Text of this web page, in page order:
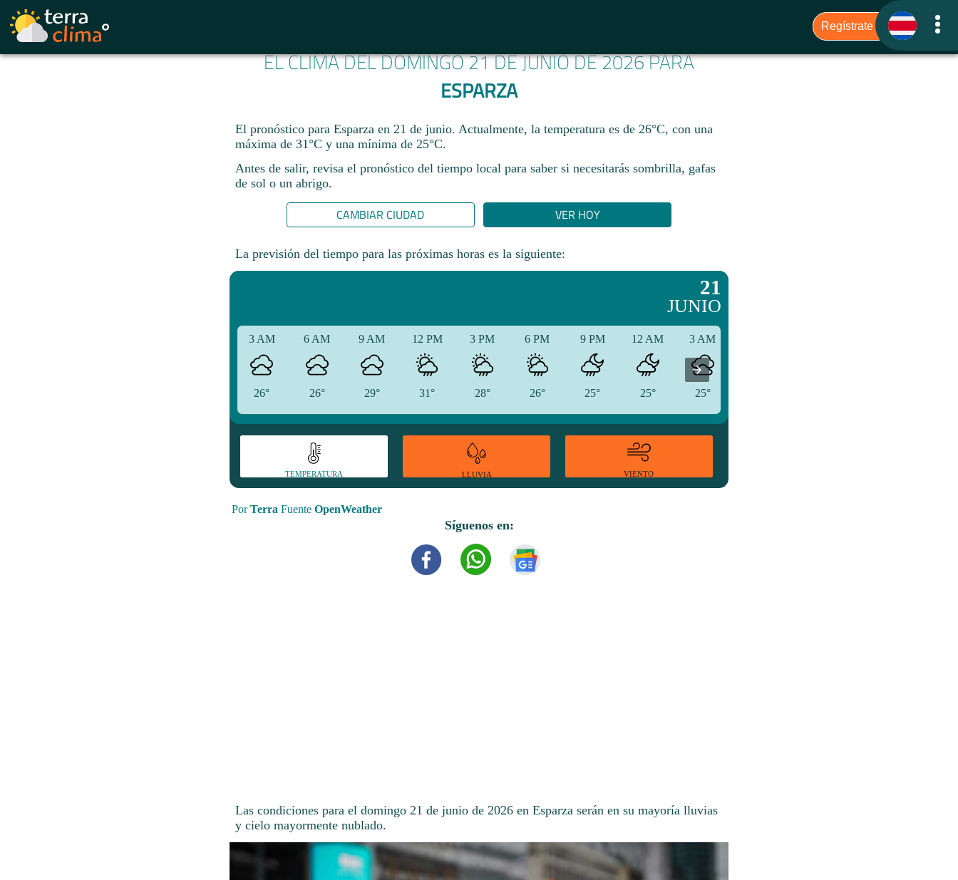
EL CLIMA DEL DOMINGO 21 DE JUNIO DE 2026 PARA
ESPARZA
El pronóstico para Esparza en 21 de junio. Actualmente, la temperatura es de 26°C, con una
máxima de 31°C y una mínima de 25°C.
Antes de salir, revisa el pronóstico del tiempo local para saber si necesitarás sombrilla, gafas
de sol o un abrigo.
CAMBIAR CIUDAD VER HOY
La previsión del tiempo para las próximas horas es la siguiente:
21
JUNIO
3 AM
26°
6 AM
26°
9 AM
29°
12 PM
31°
3 PM
28°
6 PM
26°
9 PM
25°
12 AM
25°
3 AM
25°
TEMPERATURA LLUVIA VIENTO
PorTerra Fuente OpenWeather
Síguenos en:
Las condiciones para el domingo 21 de junio de 2026 en Esparza serán en su mayoría lluvias
y cielo mayormente nublado.